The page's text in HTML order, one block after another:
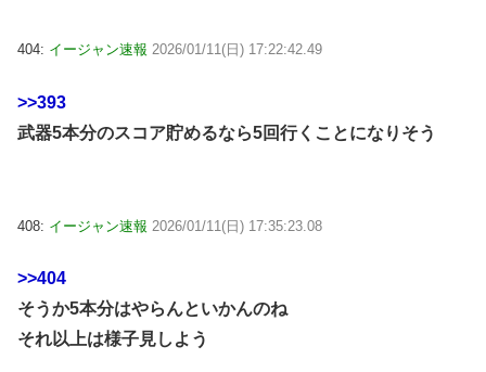
404: イージャン速報 2026/01/11(日) 17:22:42.49
>>393
武器5本分のスコア貯めるなら5回行くことになりそう
408: イージャン速報 2026/01/11(日) 17:35:23.08
>>404
そうか5本分はやらんといかんのね
それ以上は様子見しよう